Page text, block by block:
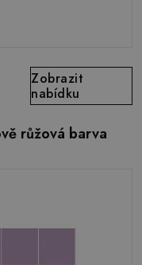
Zobrazit
nabídku
růžová barva